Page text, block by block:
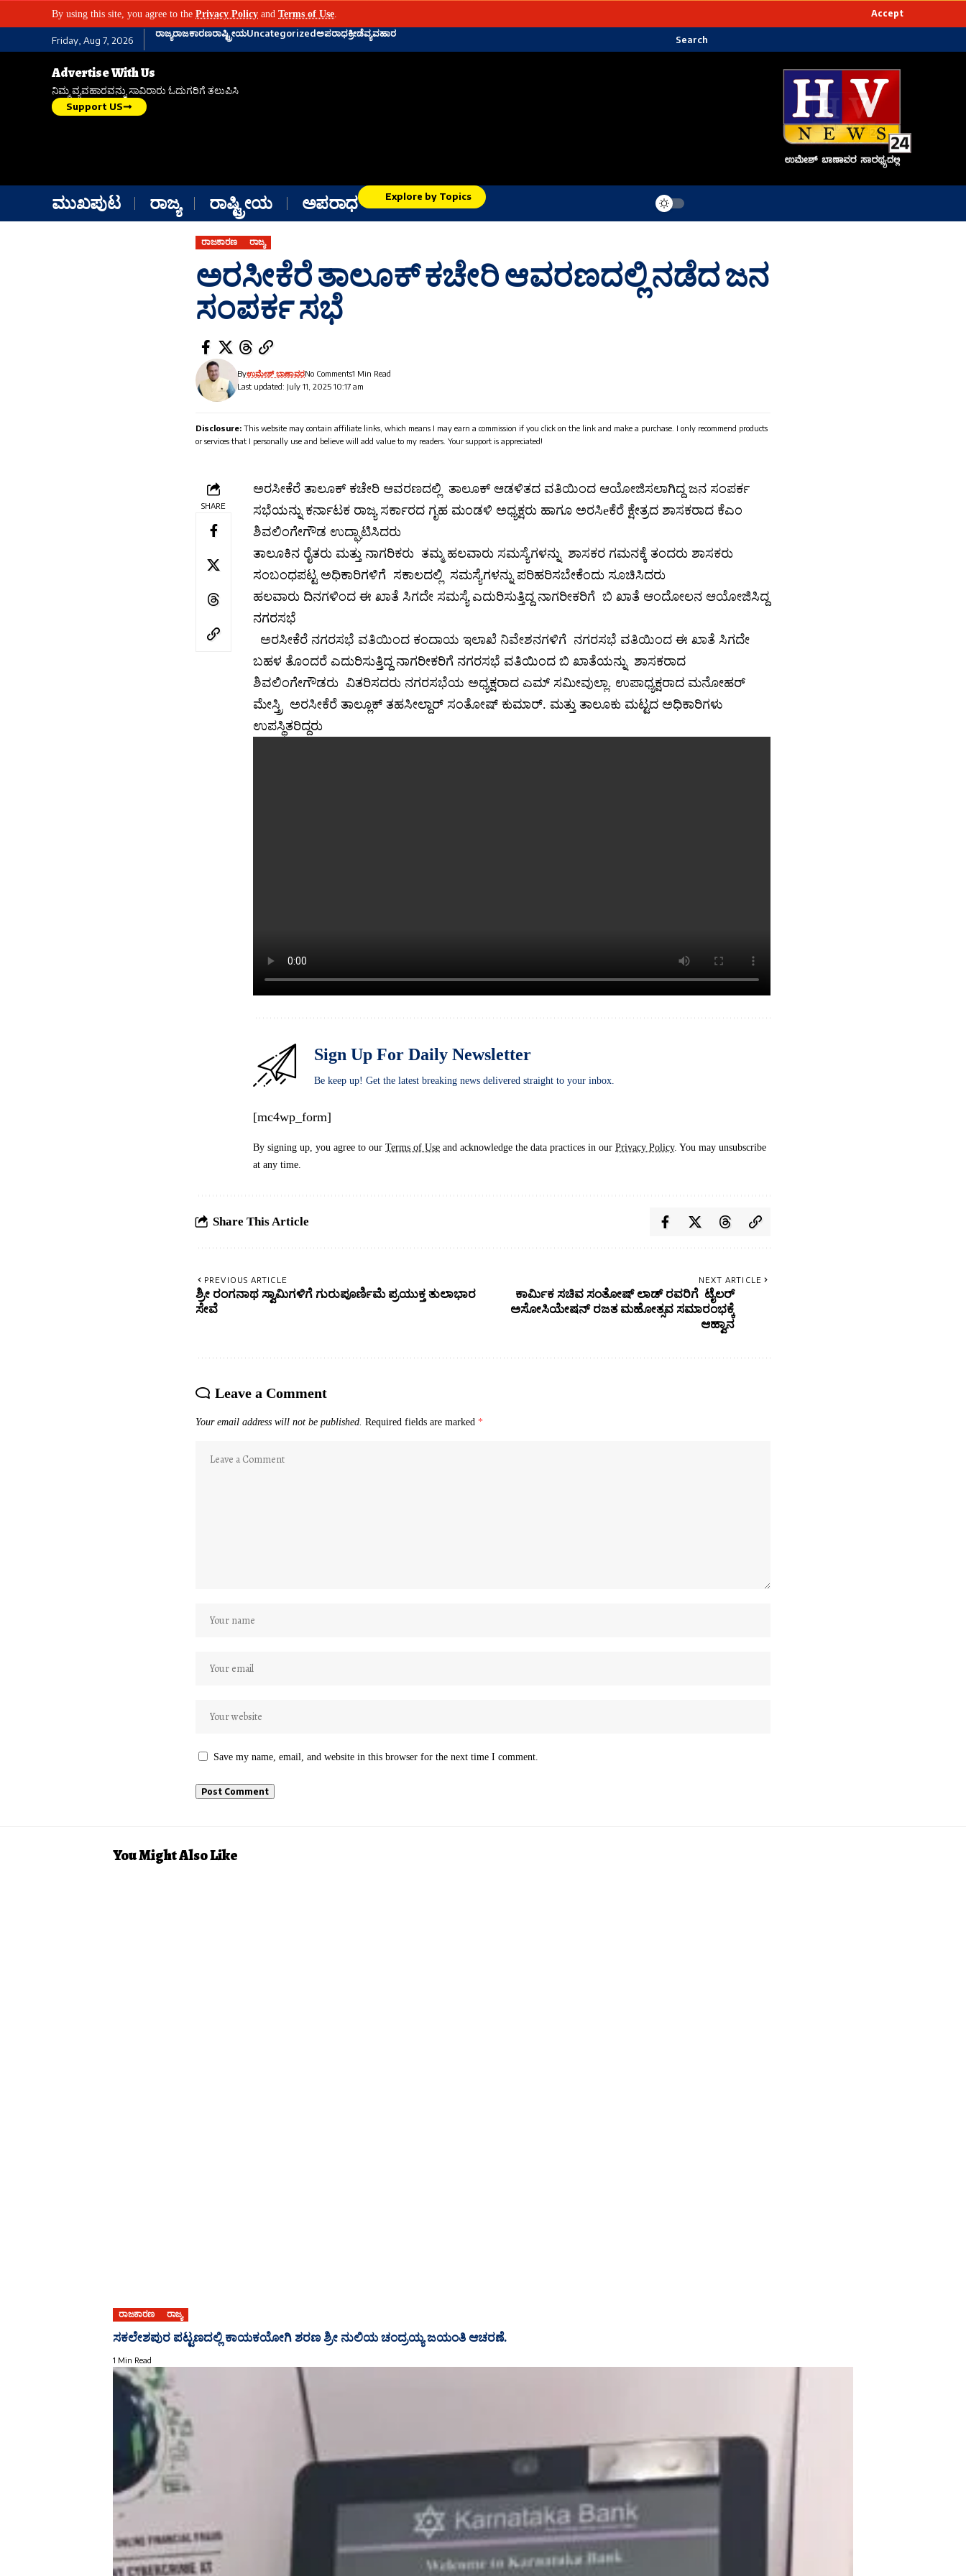
By using this site, you agree to the Privacy Policy and Terms of Use Accept
Friday, Aug 7, 2026
ರಾಜ್ಯರಾಜಕಾರಣರಾಷ್ಟ್ರೀಯUncategorizedಅಪರಾಧಕ್ರೀಡೆವ್ಯವಹಾರ
Search
Advertise With Us
ನಿಮ್ಮ ವ್ಯವಹಾರವನ್ನು ಸಾವಿರಾರು ಓದುಗರಿಗೆ ತಲುಪಿಸಿ
Support US
ಮುಖಪುಟ ರಾಜ್ಯ ರಾಷ್ಟ್ರೀಯ ಅಪರಾಧ Explore by Topics
ರಾಜಕಾರಣ ರಾಜ್ಯ
ಅರಸೀಕೆರೆ ತಾಲೂಕ್ ಕಚೇರಿ ಆವರಣದಲ್ಲಿ ನಡೆದ ಜನ
ಸಂಪರ್ಕ ಸಭೆ
Last updated: July 11, 2025 10:17 am
Byಉಮೇಶ್ ಬಾಣಾವರNo Comments1 Min Read
Disclosure: This website may contain affiliate links, which means I may earn a commission if you click on the link and make a purchase. I only recommend products
or services that I personally use and believe will add value to my readers. Your support is appreciated!
SHARE
ಅರಸೀಕೆರೆ ತಾಲೂಕ್ ಕಚೇರಿ ಆವರಣದಲ್ಲಿ ತಾಲೂಕ್ ಆಡಳಿತದ ವತಿಯಿಂದ ಆಯೋಜಿಸಲಾಗಿದ್ದ ಜನ ಸಂಪರ್ಕ
ಸಭೆಯನ್ನು ಕರ್ನಾಟಕ ರಾಜ್ಯ ಸರ್ಕಾರದ ಗೃಹ ಮಂಡಳಿ ಅಧ್ಯಕ್ಷರು ಹಾಗೂ ಅರಸಿeಕೆರೆ ಕ್ಷೇತ್ರದ ಶಾಸಕರಾದ ಕೆಎಂ
ಶಿವಲಿಂಗೇಗೌಡ ಉದ್ಘಾಟಿಸಿದರು
ತಾಲೂಕಿನ ರೈತರು ಮತ್ತು ನಾಗರಿಕರು ತಮ್ಮ ಹಲವಾರು ಸಮಸ್ಯೆಗಳನ್ನು ಶಾಸಕರ ಗಮನಕ್ಕೆ ತಂದರು ಶಾಸಕರು
ಸಂಬಂಧಪಟ್ಟ ಅಧಿಕಾರಿಗಳಿಗೆ ಸಕಾಲದಲ್ಲಿ ಸಮಸ್ಯೆಗಳನ್ನು ಪರಿಹರಿಸಬೇಕೆಂದು ಸೂಚಿಸಿದರು
ಹಲವಾರು ದಿನಗಳಿಂದ ಈ ಖಾತೆ ಸಿಗದೇ ಸಮಸ್ಯೆ ಎದುರಿಸುತ್ತಿದ್ದ ನಾಗರೀಕರಿಗೆ ಬಿ ಖಾತೆ ಆಂದೋಲನ ಆಯೋಜಿಸಿದ್ದ
ನಗರಸಭೆ
ಅರಸೀಕೆರೆ ನಗರಸಭೆ ವತಿಯಿಂದ ಕಂದಾಯ ಇಲಾಖೆ ನಿವೇಶನಗಳಿಗೆ ನಗರಸಭೆ ವತಿಯಿಂದ ಈ ಖಾತೆ ಸಿಗದೇ
ಬಹಳ ತೊಂದರೆ ಎದುರಿಸುತ್ತಿದ್ದ ನಾಗರೀಕರಿಗೆ ನಗರಸಭೆ ವತಿಯಿಂದ ಬಿ ಖಾತೆಯನ್ನು ಶಾಸಕರಾದ
ಶಿವಲಿಂಗೇಗೌಡರು ವಿತರಿಸದರು ನಗರಸಭೆಯ ಅಧ್ಯಕ್ಷರಾದ ಎಮ್ ಸಮೀವುಲ್ಲಾ. ಉಪಾಧ್ಯಕ್ಷರಾದ ಮನೋಹರ್
ಮೇಸ್ತ್ರಿ ಅರಸೀಕೆರೆ ತಾಲ್ಲೂಕ್ ತಹಸೀಲ್ದಾರ್ ಸಂತೋಷ್ ಕುಮಾರ್. ಮತ್ತು ತಾಲೂಕು ಮಟ್ಟದ ಅಧಿಕಾರಿಗಳು
ಉಪಸ್ಥಿತರಿದ್ದರು
Sign Up For Daily Newsletter
Be keep up! Get the latest breaking news delivered straight to your inbox.
[mc4wp_form]
By signing up, you agree to our Terms of Use and acknowledge the data practices in our Privacy Policy. You may unsubscribe
at any time.
Share This Article
PREVIOUS ARTICLE
ಶ್ರೀ ರಂಗನಾಥ ಸ್ವಾಮಿಗಳಿಗೆ ಗುರುಪೂರ್ಣಿಮೆ ಪ್ರಯುಕ್ತ ತುಲಾಭಾರ
ಸೇವೆ
NEXT ARTICLE
ಕಾರ್ಮಿಕ ಸಚಿವ ಸಂತೋಷ್ ಲಾಡ್ ರವರಿಗೆ ಟೈಲರ್
ಅಸೋಸಿಯೇಷನ್ ರಜತ ಮಹೋತ್ಸವ ಸಮಾರಂಭಕ್ಕೆ
ಆಹ್ವಾನ
Leave a Comment
Your email address will not be published. Required fields are marked *
Save my name, email, and website in this browser for the next time I comment.
You Might Also Like
ರಾಜಕಾರಣ ರಾಜ್ಯ
ಸಕಲೇಶಪುರ ಪಟ್ಟಣದಲ್ಲಿ ಕಾಯಕಯೋಗಿ ಶರಣ ಶ್ರೀ ನುಲಿಯ ಚಂದ್ರಯ್ಯ ಜಯಂತಿ ಆಚರಣೆ.
1 Min Read